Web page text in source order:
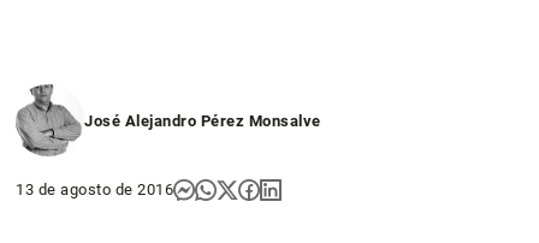
José Alejandro Pérez Monsalve
13 de agosto de 2016